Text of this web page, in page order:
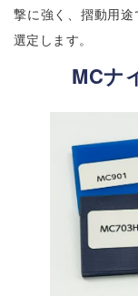
撃に強く、摺動用
選定します。
MCナ